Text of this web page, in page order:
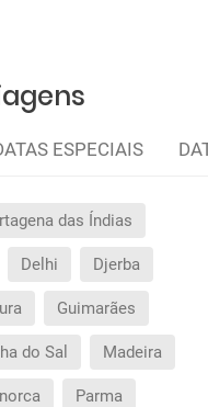
ESPECIAIS
das Índias
Delhi Djerba
Guimarães
do Sal Madeira
Parma